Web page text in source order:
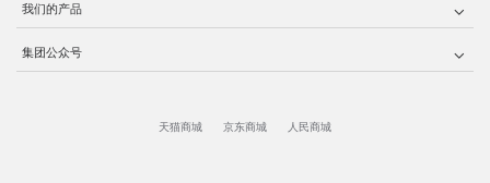
我们的产品
集团公众号
天猫商城 京东商城 人民商城